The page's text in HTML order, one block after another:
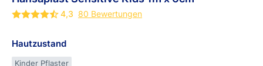
4,3 80 Bewertungen
Hautzustand
Kinder Pflaster